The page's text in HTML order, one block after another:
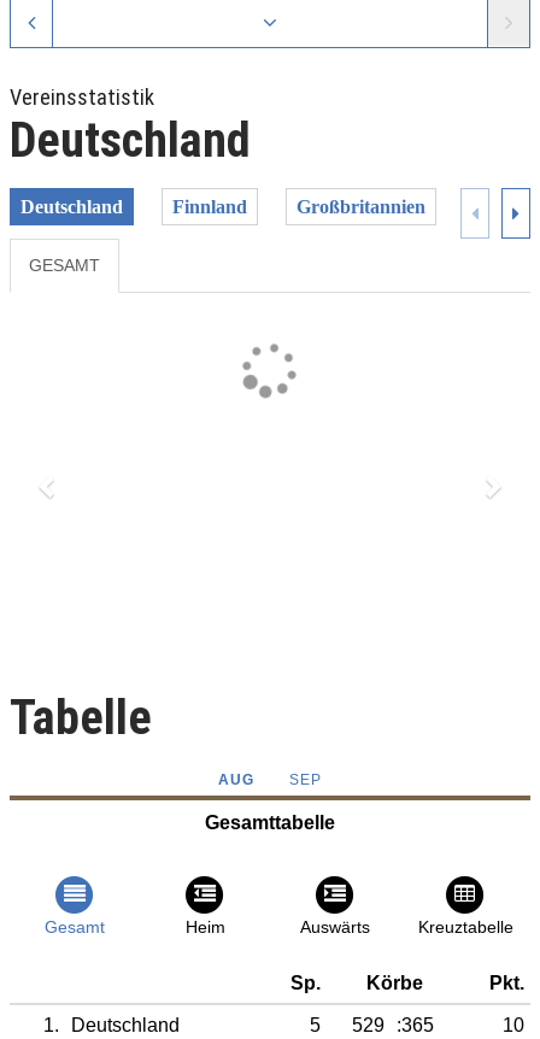
Vereinsstatistik
Deutschland
Deutschland Finnland Großbritannien Litauen
GESAMT
Tabelle
AUG SEP
Gesamttabelle
Gesamt Heim Auswärts Kreuztabelle
Sp. Körbe Pkt.
1. Deutschland 5 529 :365
10